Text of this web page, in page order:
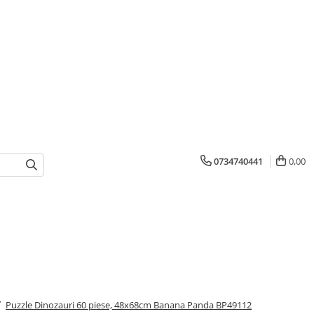
0734740441 0,00
Puzzle Dinozauri 60 piese, 48x68cm Banana Panda BP49112